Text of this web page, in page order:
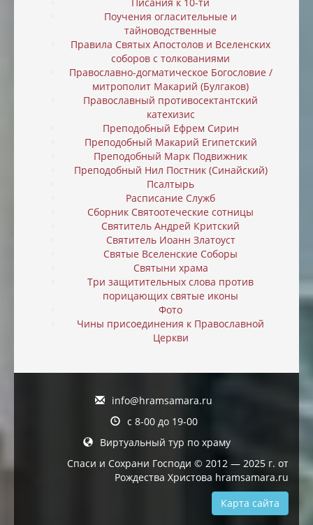
Поучения огласительные и
тайноводственные
Правила Святых Апостолов и Вселенских
соборов с толкованиями
Православно-догматическое Богословие /
митрополит Макарий (Булгаков)
Православный противосектантский
катехизис
Преподобный Ефрем Сирин
Преподобный Макарий Египетский
Преподобный Марк Подвижник
Преподобный Нил Постник (Синайский)
Псалтырь
Расписание Служб
Сборник Святоотеческие сотницы
Святитель Андрей Критский
Святитель Иоанн Златоуст
Святые Вселенские Соборы
Святыни храма
Три защитительных слова против
порицающих святые иконы
Фото
Чины присоединения к Православной
Церкви
info@hramsamara.ru
с 8-00 до 19-00
Виртуальный тур по храму
Спаси и Сохрани Господи © 2012 — 2025 г. от
Рождества Христова hramsamara.ru
Карта сайта